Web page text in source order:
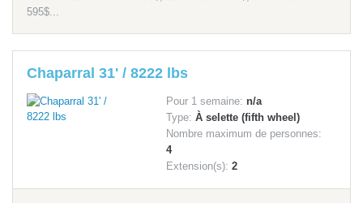
595$...
Chaparral 31' / 8222 lbs
Pour 1 semaine: n/a
Type: À selette (fifth wheel)
Nombre maximum de personnes:
4
Extension(s): 2